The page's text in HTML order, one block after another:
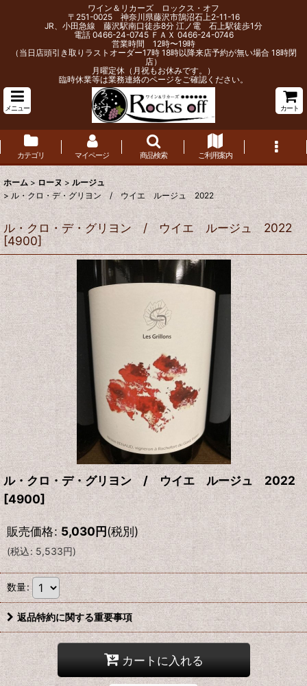
ワイン＆リカーズ ロックス・オフ
〒251-0025 神奈川県藤沢市鵠沼石上2-11-16
JR、小田急線 藤沢駅南口徒歩8分 江ノ電 石上駅徒歩1分
電話 0466-24-0745 ＦＡＸ 0466-24-0746
営業時間 12時〜19時
（当日店頭引き取りラストオーダー17時 18時以降来店予約が無い場合 18時閉
店）
月曜定休（月祝もお休みです。）
臨時休業等は業務連絡のページをご確認ください。
メニュー カート
カテゴリ マイページ 商品検索 ご利用案内
ホーム > ローヌ > ルージュ
> ル・クロ・デ・グリヨン / ウイエ ルージュ 2022
ル・クロ・デ・グリヨン / ウイエ ルージュ 2022
[4900]
ル・クロ・デ・グリヨン / ウイエ ルージュ 2022
[4900]
販売価格: 5,030円(税別)
(税込: 5,533円)
数量:
返品特約に関する重要事項
カートに入れる